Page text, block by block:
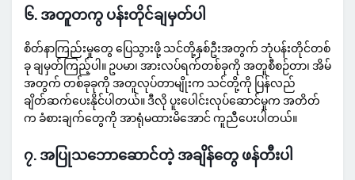
၆. အတူတကွ ပန်းတိုင်ချမှတ်ပါ
စိတ်နာကြည်းမှုတွေ ပြေသွားဖို့ သင်တို့နှစ်ဦးအတွက် ဘုံပန်းတိုင်တစ်
ခု ချမှတ်ကြည့်ပါ။ ဥပမာ၊ အားလပ်ရက်တစ်ခုကို အတူစီစဉ်တာ၊ အိမ်
အတွက် တစ်ခုခုကို အတူလုပ်တာမျိုးက သင်တို့ကို ပြန်လည်
ချိတ်ဆက်ပေးနိုင်ပါတယ်။ ဒီလို ပူးပေါင်းလုပ်ဆောင်မှုက အတိတ်
က ခံစားချက်တွေကို အာရုံမထားမိအောင် ကူညီပေးပါတယ်။
၇. အပြုသဘောဆောင်တဲ့ အချိန်တွေ ဖန်တီးပါ